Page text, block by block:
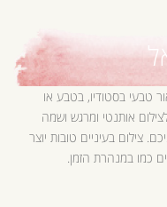
שנה, מצלמת באור טבעי בסטודיו, בטבע או
אותנטי ומרגש ושמה
צילום בעיניים טובות יוצר
כמו במנהרת הזמן.